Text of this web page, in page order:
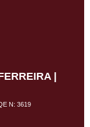
|
N: 3619